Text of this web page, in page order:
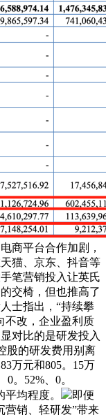
商平台合作加剧，
猫、京东、抖音等
笔营销投入让英氏
交椅，但也推高了
士指出，“持续攀
不改，企业盈利质
对比的是研发投入
股的研发费用别离
万元和805。15万
。52%、0。
均程度。
即便
营销、轻研发”带来